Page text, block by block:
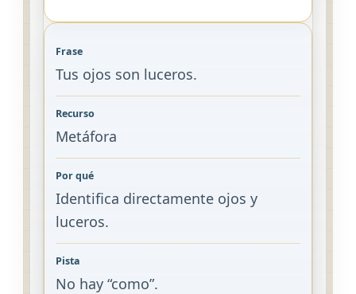
Tus ojos son luceros.
Metáfora
Identifica directamente ojos y
luceros.
No hay “como”.